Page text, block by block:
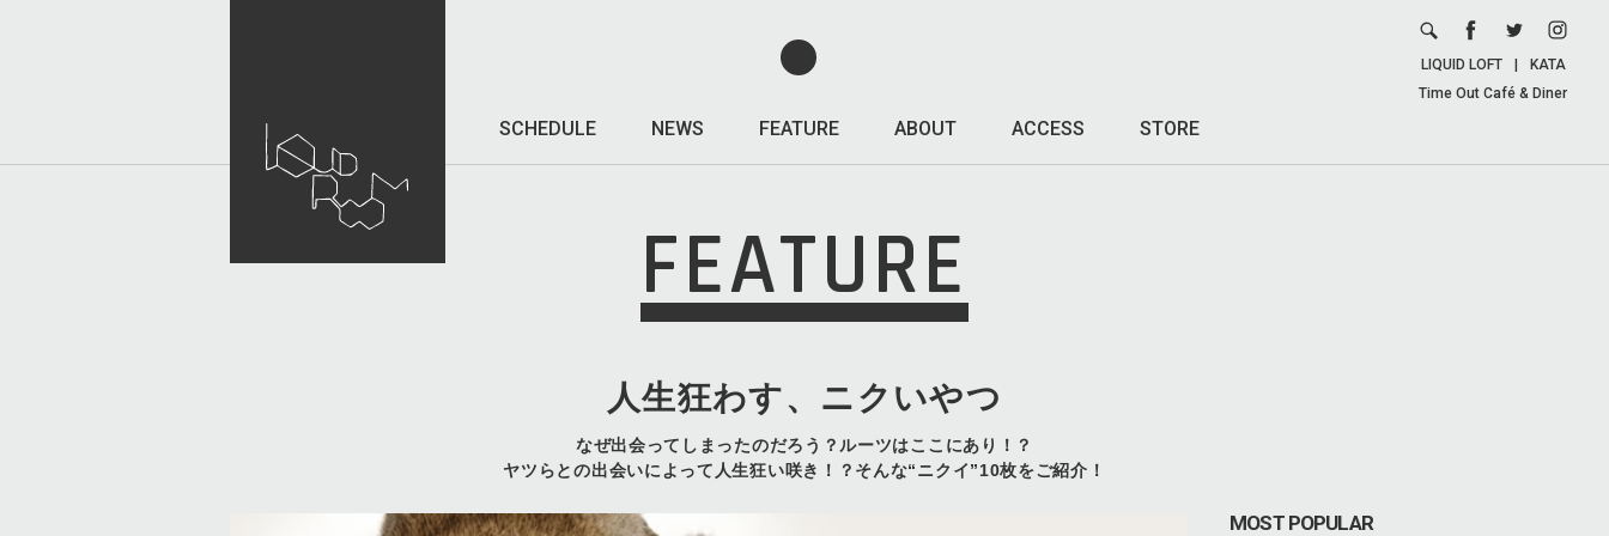
SCHEDULE NEWS FEATURE ABOUT ACCESS STORE
LIQUID LOFT
KATA
Time Out Café & Diner
FEATURE
人生狂わす、ニクいやつ
なぜ出会ってしまったのだろう？ルーツはここにあり！？
ヤツらとの出会いによって人生狂い咲き！？そんな“ニクイ”10枚をご紹介！
MOST POPULAR